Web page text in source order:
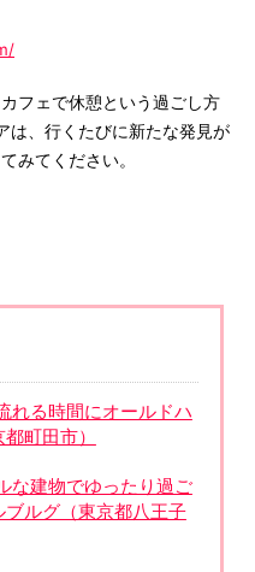
フェで休憩という過ごし方
は、行くたびに新たな発見が
みてください。
れる時間にオールドハ
町田市）
な建物でゆったり過ご
ルグ（東京都八王子